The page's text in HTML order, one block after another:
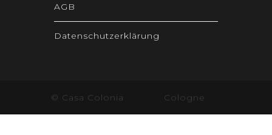
AGB
Datenschutzerklärung
© Casa Colonia Cologne